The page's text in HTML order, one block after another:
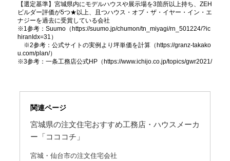
【選定基準】宮城県内にモデルハウスや展示場を3箇所以上持ち、ZEH
ビルダー評価が5つ★以上、且つハウス・オブ・ザ・イヤー・イン・エ
ナジーを過去に受賞している会社
※1参考：Suumo（https://suumo.jp/chumon/tn_miyagi/rn_501224/?ic
hiranIdx=31）
※2参考：公式サイトの実例より坪単価を計算（https://granz-takako
u.com/plan/）
※3参考：一条工務店公式HP（https://www.ichijo.co.jp/topics/gwr2021/
関連ページ
宮城県の注文住宅おすすめ工務店・ハウスメーカ
ー「コココチ」
宮城・仙台市の注文住宅会社